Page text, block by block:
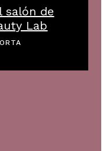
salón de
Lab